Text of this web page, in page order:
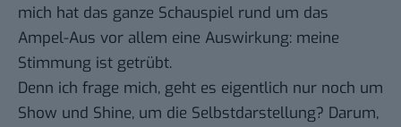
mich hat das ganze Schauspiel rund um das
Ampel-Aus vor allem eine Auswirkung: meine
Stimmung ist getrübt.
Denn ich frage mich, geht es eigentlich nur noch um
Show und Shine, um die Selbstdarstellung? Darum,